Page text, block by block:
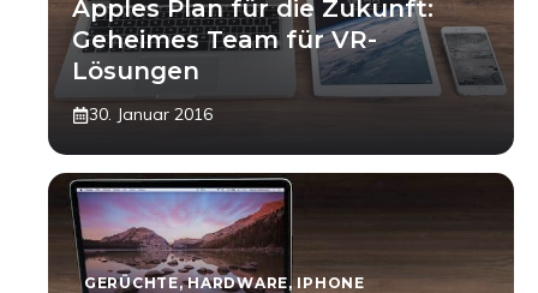
Apples Plan für die Zukunft:
Geheimes Team für VR-
Lösungen
30. Januar 2016
GERÜCHTE,HARDWARE,IPHONE